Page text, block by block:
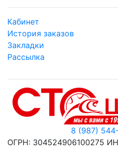
Кабинет
История заказов
Закладки
Рассылка
8 (987)
ОГРН: 304524906100275